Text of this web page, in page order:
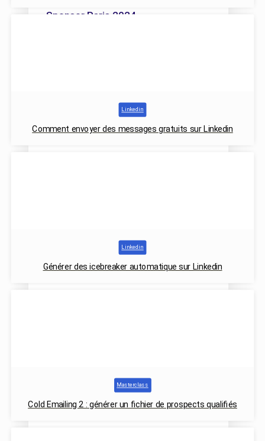
Sponsor Paris 2024
Linkedin
Comment envoyer des messages gratuits sur Linkedin
Linkedin
Générer des icebreaker automatique sur Linkedin
Masterclass
Cold Emailing 2 : générer un fichier de prospects qualifiés